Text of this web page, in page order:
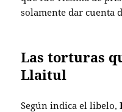
solamente dar cuenta
Las torturas
Llaitul
Según indica el libelo,